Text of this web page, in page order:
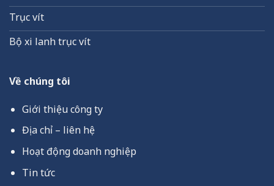
Trục vít
Bộ xi lanh trục vít
Về chúng tôi
Giới thiệu công ty
Địa chỉ – liên hệ
Hoạt động doanh nghiệp
Tin tức